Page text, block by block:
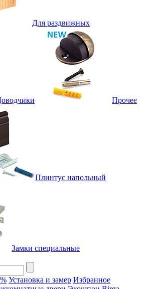
Для раздвижных
Прочее
Плинтус напольный
Замки специальные
Установка и замер Избранное